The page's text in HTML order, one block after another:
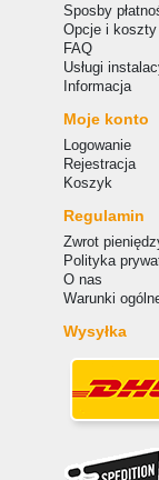
Sposby
Opcje i koszty
FAQ
Usługi
Informacja
Moje konto
Logowanie
Rejestracja
Koszyk
Regulamin
Zwrot
Polityka
O nas
Warunki
Wysyłka